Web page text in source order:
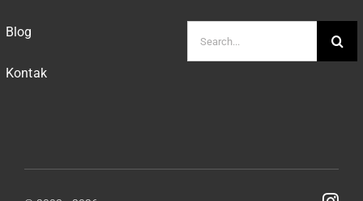
Blog
Kontak